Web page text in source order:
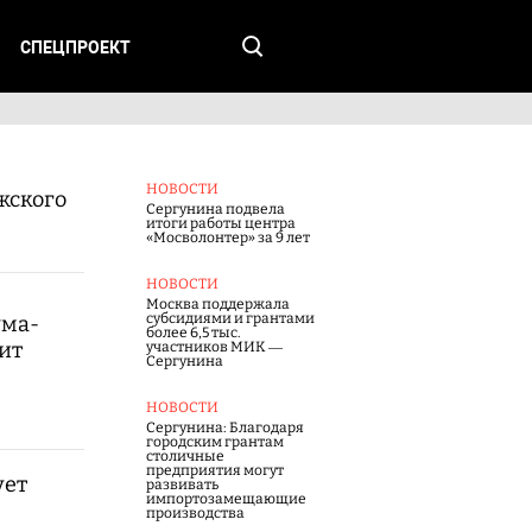
СПЕЦПРОЕКТ
НОВОСТИ
Сергунина подвела
итоги работы центра
«Мосволонтер» за 9 лет
НОВОСТИ
Москва поддержала
субсидиями и грантами
более 6,5 тыс.
участников МИК —
Сергунина
НОВОСТИ
Сергунина: Благодаря
городским грантам
столичные
предприятия могут
развивать
импортозамещающие
производства